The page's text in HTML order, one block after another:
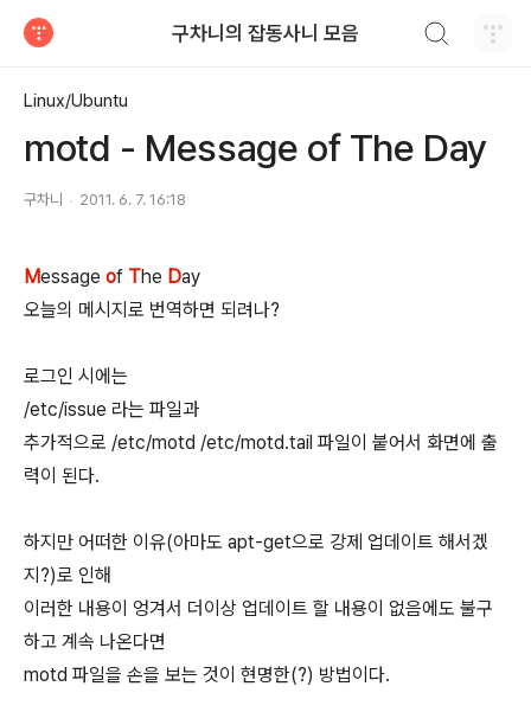
구차니의 잡동사니 모음
Linux/Ubuntu
motd - Message of The Day
구차니 2011. 6. 7. 16:18
Message of The Day
오늘의 메시지로 번역하면 되려나?
로그인 시에는
/etc/issue 라는 파일과
추가적으로 /etc/motd /etc/motd.tail 파일이 붙어서 화면에 출
력이 된다.
하지만 어떠한 이유(아마도 apt-get으로 강제 업데이트 해서겠
지?)로 인해
이러한 내용이 엉겨서 더이상 업데이트 할 내용이 없음에도 불구
하고 계속 나온다면
motd 파일을 손을 보는 것이 현명한(?) 방법이다.